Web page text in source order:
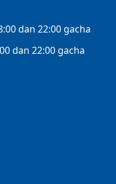
dan 22:00 gacha
dan 22:00 gacha